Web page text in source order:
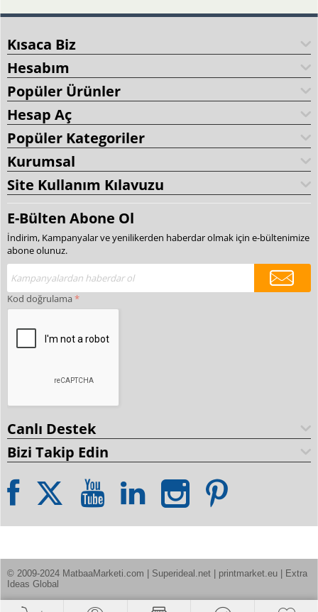
Kısaca Biz
Hesabım
Popüler Ürünler
Hesap Aç
Popüler Kategoriler
Kurumsal
Site Kullanım Kılavuzu
E-Bülten Abone Ol
İndirim, Kampanyalar ve yenilikerden haberdar olmak için e-bültenimize
abone olunuz.
Kod doğrulama
Canlı Destek
Bizi Takip Edin
© 2009-2024 MatbaaMarketi.com | Superideal.net | printmarket.eu | Extra
Ideas Global